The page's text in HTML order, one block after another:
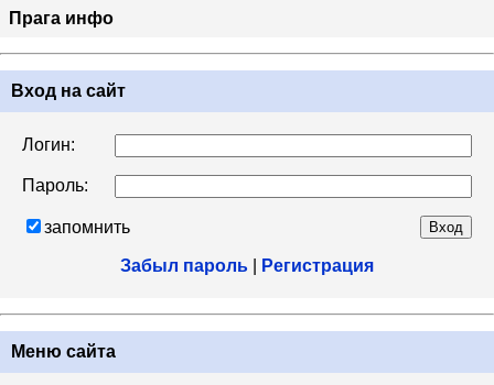
Прага инфо
Вход на сайт
Логин:
Пароль:
запомнить
Забыл пароль Регистрация
Меню сайта